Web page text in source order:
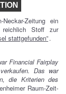
Zeitung ein
reichlich Stoff zur
stattgefunden”.
Financial Fairplay
Das war
die Kriterien des
Raum-Zeit-